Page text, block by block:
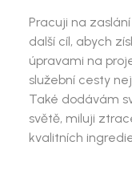
Pracuji na
další cíl, abych
úpravami na
služební cesty
Také dodávám
světě, miluji
kvalitních